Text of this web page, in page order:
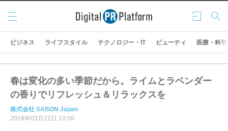
ログ
イン
検索
メニ
ュー
ビジネス ライフスタイル テクノロジー・IT ビューティ 医療・科学
春は変化の多い季節だから。ライムとラベンダー
の香りでリフレッシュ＆リラックスを
株式会社 SABON Japan
2019年03月22日 10:00